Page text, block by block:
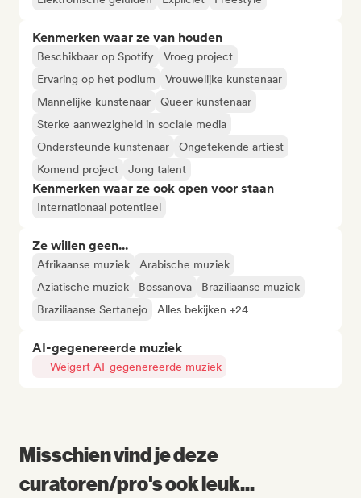
Kenmerken waar ze van houden
Beschikbaar op Spotify
Vroeg project
Ervaring op het podium
Vrouwelijke kunstenaar
Mannelijke kunstenaar
Queer kunstenaar
Sterke aanwezigheid in sociale media
Ondersteunde kunstenaar
Ongetekende artiest
Komend project
Jong talent
Kenmerken waar ze ook open voor staan
Internationaal potentieel
Ze willen geen...
Afrikaanse muziek
Arabische muziek
Aziatische muziek
Bossanova
Braziliaanse muziek
Braziliaanse Sertanejo
Alles bekijken +24
AI-gegenereerde muziek
Weigert AI-gegenereerde muziek
Misschien vind je deze
curatoren/pro's ook leuk...